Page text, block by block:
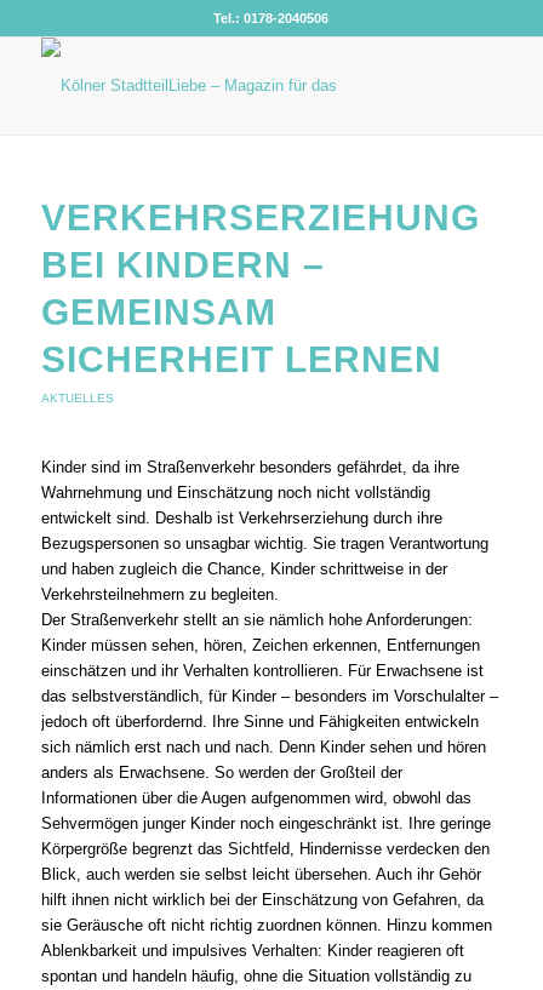
Tel.: 0178-2040506
VERKEHRSERZIEHUNG
BEI KINDERN –
GEMEINSAM
SICHERHEIT LERNEN
AKTUELLES
Kinder sind im Straßenverkehr besonders gefährdet, da ihre
Wahrnehmung und Einschätzung noch nicht vollständig
entwickelt sind. Deshalb ist Verkehrserziehung durch ihre
Bezugspersonen so unsagbar wichtig. Sie tragen Verantwortung
und haben zugleich die Chance, Kinder schrittweise in der
Verkehrsteilnehmern zu begleiten.
Der Straßenverkehr stellt an sie nämlich hohe Anforderungen:
Kinder müssen sehen, hören, Zeichen erkennen, Entfernungen
einschätzen und ihr Verhalten kontrollieren. Für Erwachsene ist
das selbstverständlich, für Kinder – besonders im Vorschulalter –
jedoch oft überfordernd. Ihre Sinne und Fähigkeiten entwickeln
sich nämlich erst nach und nach. Denn Kinder sehen und hören
anders als Erwachsene. So werden der Großteil der
Informationen über die Augen aufgenommen wird, obwohl das
Sehvermögen junger Kinder noch eingeschränkt ist. Ihre geringe
Körpergröße begrenzt das Sichtfeld, Hindernisse verdecken den
Blick, auch werden sie selbst leicht übersehen. Auch ihr Gehör
hilft ihnen nicht wirklich bei der Einschätzung von Gefahren, da
sie Geräusche oft nicht richtig zuordnen können. Hinzu kommen
Ablenkbarkeit und impulsives Verhalten: Kinder reagieren oft
spontan und handeln häufig, ohne die Situation vollständig zu